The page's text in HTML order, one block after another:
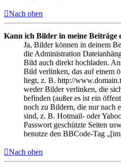
Nach oben
Kann ich Bilder in meine Beiträge
Ja, Bilder können in deinem
die Administration
Bild auch direkt hochladen.
Bild verlinken, das auf einem
liegt, z. B. http://
weder Bilder verlinken, die
befinden (außer es ist ein
noch zu Bildern, die nur nach
sind, z. B. Hotmail- oder
Passwort geschützte Seiten
benutze den BBCode-Tag
Nach oben